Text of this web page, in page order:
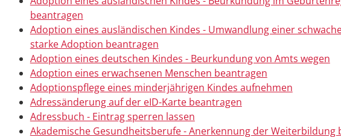
beantragen
Adoption eines ausländischen Kindes - Umwandlung einer
starke Adoption beantragen
Adoption eines deutschen Kindes - Beurkundung von Amts wegen
Adoption eines erwachsenen Menschen beantragen
Adoptionspflege eines minderjährigen Kindes aufnehmen
Adressänderung auf der eID-Karte beantragen
Adressbuch - Eintrag sperren lassen
Akademische Gesundheitsberufe - Anerkennung der Weiterbildung